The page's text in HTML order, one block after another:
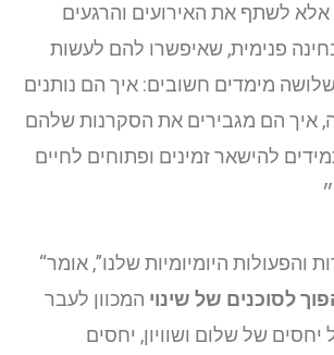
לשתף את האירועים והרגעים
פנימית, שאיפשרו להם לעשות
מימדים חשובים: איך הם נותנים
איך הם מגבירים את הסקרנות שלהם
להישאר זמינים ופתוחים לחיים
“באמצעות הבחירות והפעולות היומיומיות שלנו”, אומר
לסוכנים של שינוי המכוון לעבר
של שלום ושוויון, יחסים